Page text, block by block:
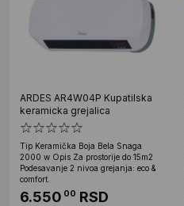
ARDES AR4W04P Kupatilska
keramicka grejalica
Tip Keramička Boja Bela Snaga
2000 w Opis Za prostorije do 15m2
Podesavanje 2 nivoa grejanja: eco &
comfort.
6.550 00 RSD